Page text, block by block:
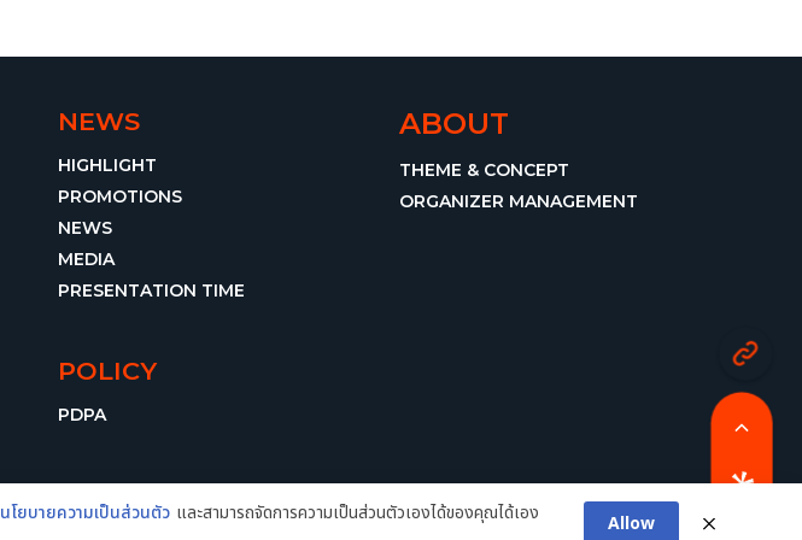
NEWS
HIGHLIGHT
PROMOTIONS
NEWS
MEDIA
PRESENTATION TIME
ABOUT
THEME & CONCEPT
ORGANIZER MANAGEMENT
POLICY
PDPA
นโยบายความเป็นส่วนตัว และสามารถจัดการความเป็นส่วนตัวเองได้ของคุณได้เอง
Allow